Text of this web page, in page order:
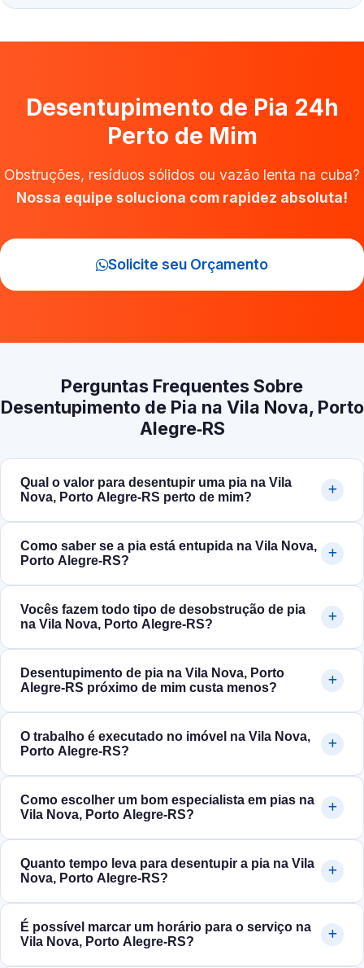
Desentupimento de Pia 24h
Perto de Mim
Obstruções, resíduos sólidos ou vazão lenta na cuba?
Nossa equipe soluciona com rapidez absoluta!
Solicite seu Orçamento
Perguntas Frequentes Sobre
Desentupimento de Pia na Vila Nova, Porto
Alegre‑RS
Qual o valor para desentupir uma pia na Vila
Nova, Porto Alegre‑RS perto de mim?
Como saber se a pia está entupida na Vila Nova,
Porto Alegre‑RS?
Vocês fazem todo tipo de desobstrução de pia
na Vila Nova, Porto Alegre‑RS?
Desentupimento de pia na Vila Nova, Porto
Alegre‑RS próximo de mim custa menos?
O trabalho é executado no imóvel na Vila Nova,
Porto Alegre‑RS?
Como escolher um bom especialista em pias na
Vila Nova, Porto Alegre‑RS?
Quanto tempo leva para desentupir a pia na Vila
Nova, Porto Alegre‑RS?
É possível marcar um horário para o serviço na
Vila Nova, Porto Alegre‑RS?